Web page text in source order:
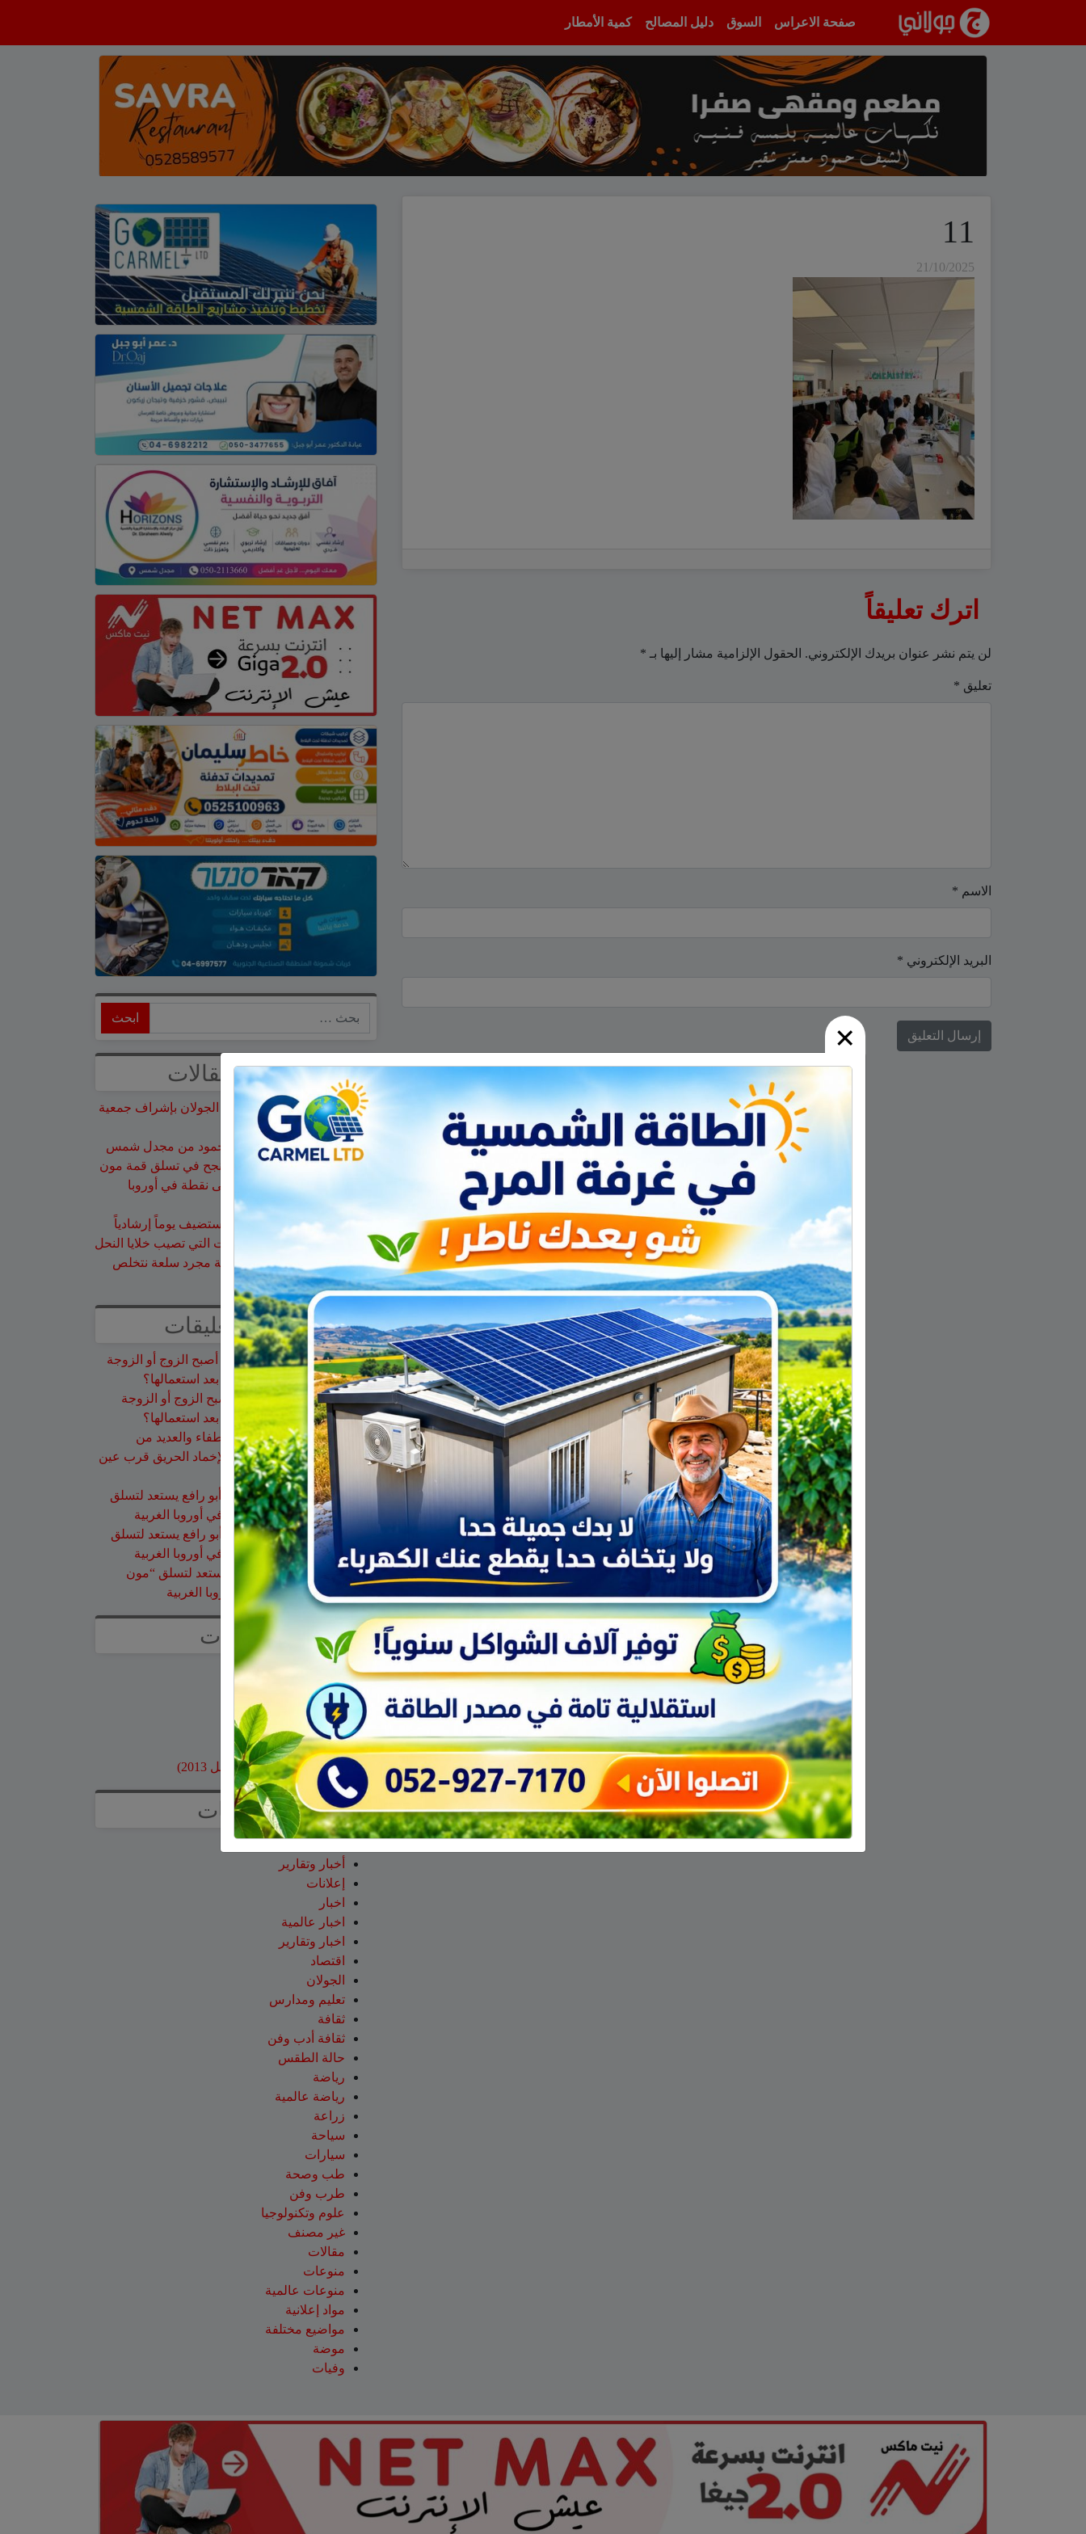
صفحة الاعراس
السوق دليل المصالح كمية الأمطار
×
11
21/10/2025
اترك تعليقاً
لن يتم نشر عنوان بريدك الإلكتروني. الحقول الإلزامية مشار إليها بـ *
تعليق *
الاسم *
البريد الإلكتروني *
أحدث المقالات
تخريج 14 نحالاً جديداً في الجولان بإشراف جمعية
نحالي الحرمون
وفاة الأخت هالة علي محمود من مجدل شمس
الجولاني هادي أبو رافع ينجح في تسلق قمة مون
بلان ويقود فريقاً إلى أعلى نقطة في أوروبا
الغربية
جمعية نحالي الحرمون تستضيف يوماً إرشادياً
مهماً حول مكافحة الآفات التي تصيب خلايا النحل
هل أصبح الزوج أو الزوجة مجرد سلعة نتخلص
منها بعد استعمالها؟
أحدث التعليقات
سلمان أبو عواد علىهل أصبح الزوج أو الزوجة
مجرد سلعة نتخلص منها بعد استعمالها؟
طليع محمودعلىهل أصبح الزوج أو الزوجة
مجرد سلعة نتخلص منها بعد استعمالها؟
عبد اللهعلى
14 طاقم إطفاء والعديد من
طائرات إطفاء الحرائق لإخماد الحريق قرب عين
قنية – فيديو
حسن طربيهعلىهادي أبو رافع يستعد لتسلق
“مون بلان”.. أعلى قمة في أوروبا الغربية
صالح مرعيعلىهادي أبو رافع يستعد لتسلق
“مون بلان”.. أعلى قمة في أوروبا الغربية
علىهادي أبو رافع يستعد لتسلق “مون
بلان”.. أعلى قمة في أوروبا الغربية
صفحات
خواطر
صور قديمة
بنوك وبطاقات اعتماد
مواقع محلية
ارشيف موقع جولاني (قبل 2013)
تصنيفات
أخبار وتقارير
إعلانات
اخبار
اخبار عالمية
اخبار وتقارير
اقتصاد
الجولان
تعليم ومدارس
ثقافة
ثقافة أدب وفن
حالة الطقس
رياضة
رياضة عالمية
زراعة
سياحة
سيارات
طب وصحة
طرب وفن
علوم وتكنولوجيا
غير مصنف
مقالات
منوعات
منوعات عالمية
مواد إعلانية
مواضيع مختلفة
موضة
وفيات